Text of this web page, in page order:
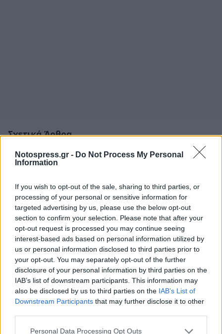
Notospress.gr - Do Not Process My Personal
Information
If you wish to opt-out of the sale, sharing to third parties, or
processing of your personal or sensitive information for
targeted advertising by us, please use the below opt-out
section to confirm your selection. Please note that after your
opt-out request is processed you may continue seeing
interest-based ads based on personal information utilized by
us or personal information disclosed to third parties prior to
your opt-out. You may separately opt-out of the further
disclosure of your personal information by third parties on the
IAB’s list of downstream participants. This information may
also be disclosed by us to third parties on the IAB’s List of
Downstream Participants that may further disclose it to other
Personal Data Processing Opt Outs
Σχετικά Άρθρα
Ελαφόνησος: Τραυματίστηκε 73χρονος Ιταλός
μετά από πτώση από σκάφος
09/08/2026 12:07